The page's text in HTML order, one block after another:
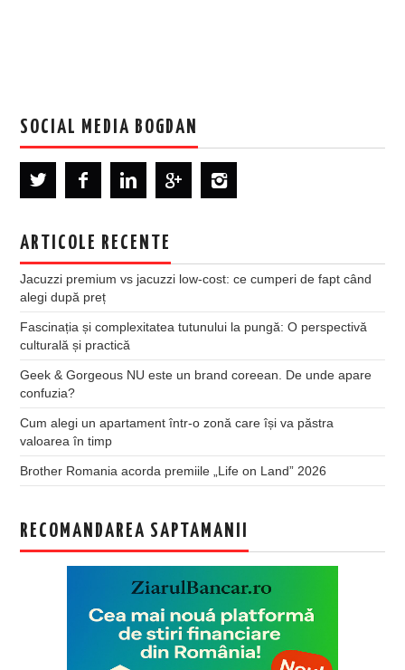
SOCIAL MEDIA BOGDAN
ARTICOLE RECENTE
Jacuzzi premium vs jacuzzi low-cost: ce cumperi de fapt când
alegi după preț
Fascinația și complexitatea tutunului la pungă: O perspectivă
culturală și practică
Geek & Gorgeous NU este un brand coreean. De unde apare
confuzia?
Cum alegi un apartament într-o zonă care își va păstra
valoarea în timp
Brother Romania acorda premiile „Life on Land” 2026
RECOMANDAREA SAPTAMANII